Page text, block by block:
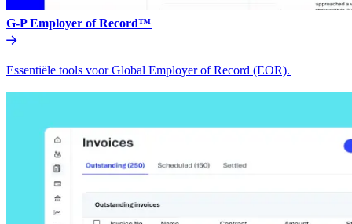
G-P Employer of Record™​​
Essentiële tools voor Global Employer of Record (EOR).​​